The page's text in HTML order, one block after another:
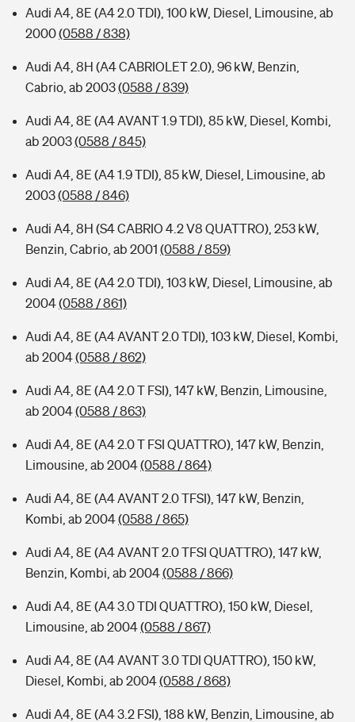
Audi A4, 8E (A4 2.0 TDI), 100 kW, Diesel, Limousine, ab
2000(0588 / 838)
Audi A4, 8H (A4 CABRIOLET 2.0), 96 kW, Benzin,
Cabrio, ab 2003(0588 / 839)
Audi A4, 8E (A4 AVANT 1.9 TDI), 85 kW, Diesel, Kombi,
ab 2003(0588 / 845)
Audi A4, 8E (A4 1.9 TDI), 85 kW, Diesel, Limousine, ab
2003(0588 / 846)
Audi A4, 8H (S4 CABRIO 4.2 V8 QUATTRO), 253 kW,
Benzin, Cabrio, ab 2001 (0588 / 859)
Audi A4, 8E (A4 2.0 TDI), 103 kW, Diesel, Limousine, ab
2004(0588 / 861)
Audi A4, 8E (A4 AVANT 2.0 TDI), 103 kW, Diesel, Kombi,
ab 2004(0588 / 862)
Audi A4, 8E (A4 2.0 T FSI), 147 kW, Benzin, Limousine,
ab 2004(0588 / 863)
Audi A4, 8E (A4 2.0 T FSI QUATTRO), 147 kW, Benzin,
Limousine, ab 2004(0588 / 864)
Audi A4, 8E (A4 AVANT 2.0 TFSI), 147 kW, Benzin,
Kombi, ab 2004(0588 / 865)
Audi A4, 8E (A4 AVANT 2.0 TFSI QUATTRO), 147 kW,
Benzin, Kombi, ab 2004(0588 / 866)
Audi A4, 8E (A4 3.0 TDI QUATTRO), 150 kW, Diesel,
Limousine, ab 2004(0588 / 867)
Audi A4, 8E (A4 AVANT 3.0 TDI QUATTRO), 150 kW,
Diesel, Kombi, ab 2004(0588 / 868)
Audi A4, 8E (A4 3.2 FSI), 188 kW, Benzin, Limousine, ab